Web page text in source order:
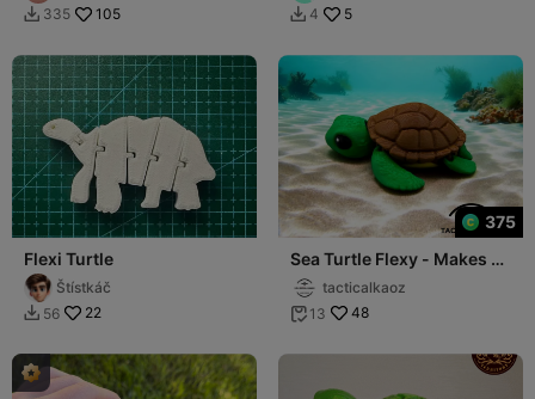
 335 105  4 5
Flexi Turtle
Štístkáč
 56 22
375
Sea Turtle Flexy - Makes a
swimming animation
tacticalkaoz
 13 48